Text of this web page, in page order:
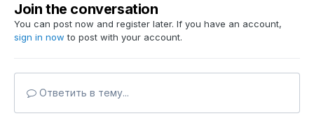
Join the conversation
You can post now and register later. If you have an account,
sign in now to post with your account.
Ответить в тему...